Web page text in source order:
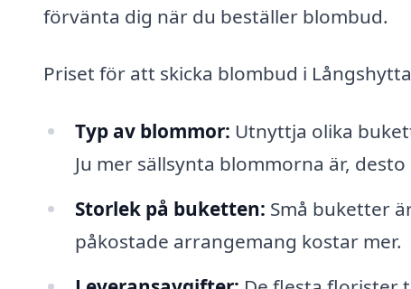
förvänta dig när du beställer blombud.
Priset för att skicka blombud i
Typ av blommor: Utnyttja olika
Ju mer sällsynta blommorna är,
Storlek på buketten: Små buketter
påkostade arrangemang kostar mer.